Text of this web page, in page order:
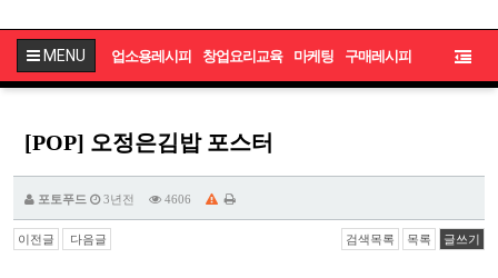
MENU 업소용레시피 창업요리교육 마케팅 구매레시피
[POP] 오정은김밥 포스터
포토푸드 3년전 4606
이전글 다음글 검색목록 목록 글쓰기